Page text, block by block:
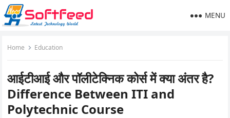
MENU
Home Education
आईटीआई और पॉलीटेक्निक कोर्स में क्या अंतर है?
Difference Between ITI and
Polytechnic Course